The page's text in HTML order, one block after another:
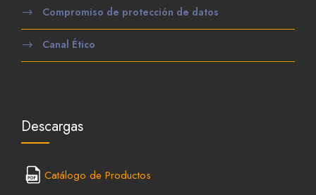
Compromiso de protección de datos
Canal Ético
Descargas
Catálogo de Productos